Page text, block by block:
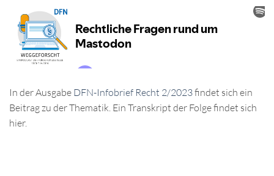
In der Ausgabe DFN-Infobrief Recht 2/2023findet sich ein
Beitrag zu der Thematik. Ein Transkript der Folge findet sich
hier.